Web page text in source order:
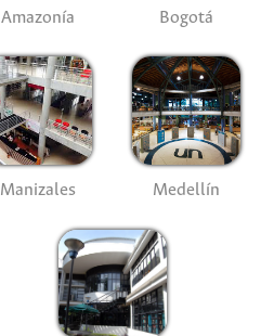
Amazonía Bogotá
Manizales Medellín